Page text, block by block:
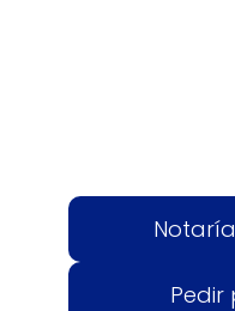
Pedir